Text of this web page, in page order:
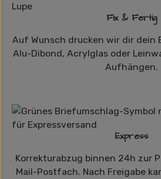
Fix & Fertig
Auf Wunsch drucken wir dir dein
Alu-Dibond, Acrylglas oder
Aufhängen.
Express
Korrekturabzug binnen 24h zur
Mail-Postfach. Nach Freigabe